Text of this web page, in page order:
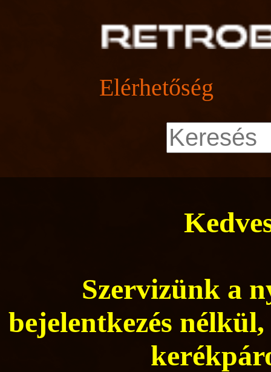
Elérhetőség
Szervizünk a
bejelentkezés